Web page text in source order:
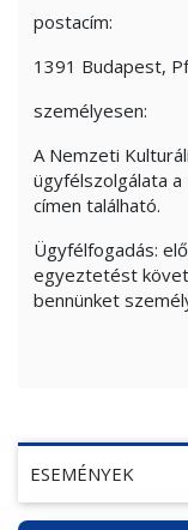
ESEMÉNYEK
postacím:
1391 Budapest,
személyesen:
A Nemzeti
ügyfélszolgálata
címen található.
Ügyfélfogadás:
egyeztetést
bennünket